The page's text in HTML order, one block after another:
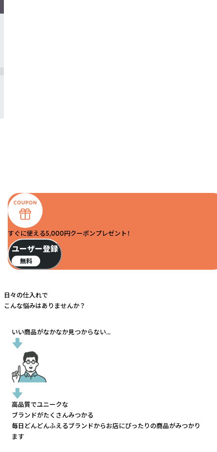
すぐに使える5,000円クーポンプレゼント！
ユーザー登録
無料
日々の仕入れで
こんな悩みはありませんか？
いい商品がなかなか見つからない...
高品質でユニークな
ブランドがたくさんみつかる
毎日どんどんふえるブランドからお店にぴったりの商品がみつかり
ます